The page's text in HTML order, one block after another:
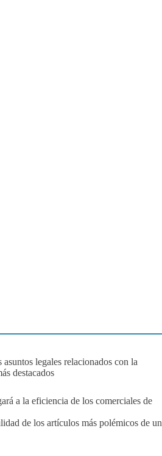
legales relacionados con la
destacados
a la eficiencia de los comerciales de
de los artículos más polémicos de un